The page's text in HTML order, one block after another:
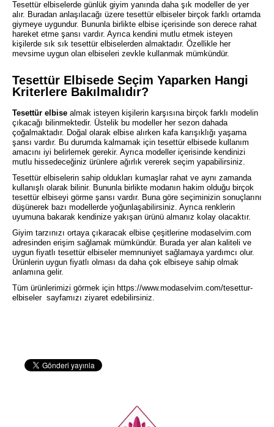
Tesettür elbiselerde günlük giyim yanında daha şık modeller de yer
alır. Buradan anlaşılacağı üzere tesettür elbiseler birçok farklı ortamda
giymeye uygundur. Bununla birlikte elbise içerisinde son derece rahat
hareket etme şansı vardır. Ayrıca kendini mutlu etmek isteyen
kişilerde sık sık tesettür elbiselerden almaktadır. Özellikle her
mevsime uygun olan elbiseleri zevkle kullanmak mümkündür.
Tesettür Elbisede Seçim Yaparken Hangi
Kriterlere Bakılmalıdır?
Tesettür elbise almak isteyen kişilerin karşısına birçok farklı modelin
çıkacağı bilinmektedir. Üstelik bu modeller her sezon dahada
çoğalmaktadır. Doğal olarak elbise alırken kafa karışıklığı yaşama
şansı vardır. Bu durumda kalmamak için tesettür elbisede kullanım
amacını iyi belirlemek gerekir. Ayrıca modeller içerisinde kendinizi
mutlu hissedeceğiniz ürünlere ağırlık vererek seçim yapabilirsiniz.
Tesettür elbiselerin sahip oldukları kumaşlar rahat ve aynı zamanda
kullanışlı olarak bilinir. Bununla birlikte modanın hakim olduğu birçok
tesettür elbiseyi görme şansı vardır. Buna göre seçiminizin sonuçlarını
düşünerek bazı modellerde yoğunlaşabilirsiniz. Ayrıca renklerin
uyumuna bakarak kendinize yakışan ürünü almanız kolay olacaktır.
Giyim tarzınızı ortaya çıkaracak elbise çeşitlerine modaselvim.com
adresinden erişim sağlamak mümkündür. Burada yer alan kaliteli ve
uygun fiyatlı tesettür elbiseler memnuniyet sağlamaya yardımcı olur.
Ürünlerin uygun fiyatlı olması da daha çok elbiseye sahip olmak
anlamına gelir.
Tüm ürünlerimizi görmek için https://www.modaselvim.com/tesettur-
elbiselersayfamızı ziyaret edebilirsiniz.